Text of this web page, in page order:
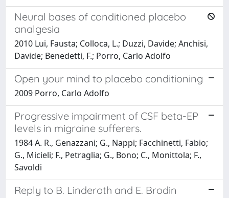
Neural bases of conditioned placebo
analgesia
2010 Lui, Fausta; Colloca, L.; Duzzi, Davide; Anchisi,
Davide; Benedetti, F.; Porro, Carlo Adolfo
Open your mind to placebo conditioning
2009 Porro, Carlo Adolfo
Progressive impairment of CSF beta-EP
levels in migraine sufferers.
1984 A. R., Genazzani; G., Nappi; Facchinetti, Fabio;
G., Micieli; F., Petraglia; G., Bono; C., Monittola; F.,
Savoldi
Reply to B. Linderoth and E. Brodin